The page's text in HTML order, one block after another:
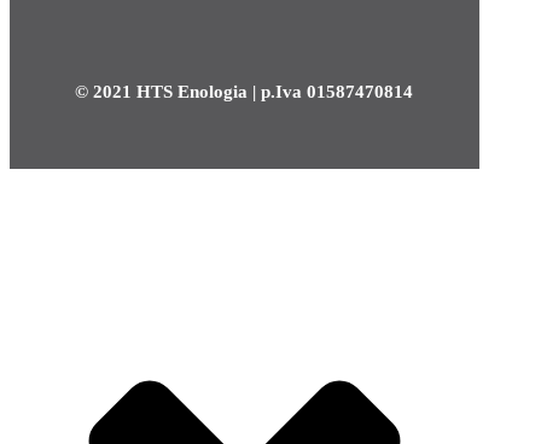
© 2021 HTS Enologia | p.Iva 01587470814